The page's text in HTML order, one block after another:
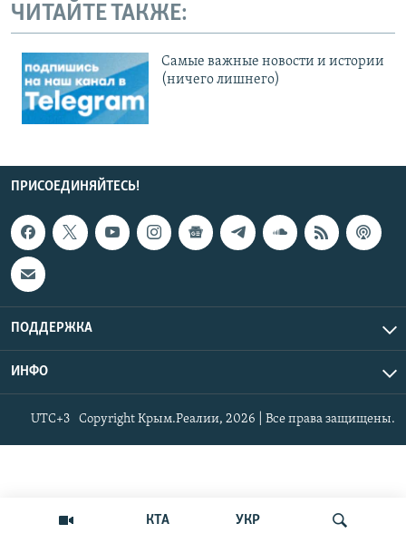
КТА УКР
ЧИТАЙТЕ ТАКЖЕ:
Cамые важные новости и истории
(ничего лишнего)
ПРИСОЕДИНЯЙТЕСЬ!
ПОДДЕРЖКА
ИНФО
Copyright Крым.Реалии, 2026 | Все права защищены.
UTC+3